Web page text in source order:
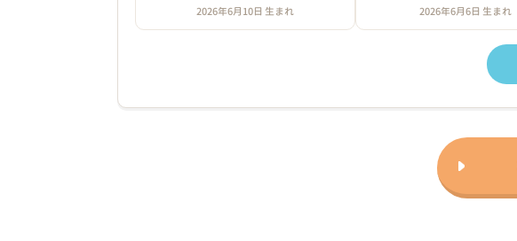
2026年6月10日 生まれ 2026年6月6日 生まれ